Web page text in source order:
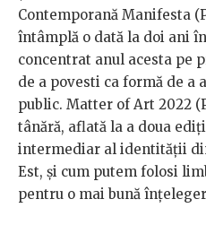
Contemporană Manifesta
întâmplă o dată la doi ani
concentrat anul acesta pe
de a povesti ca formă de a
public. Matter of Art 2022
tânără, aflată la a doua
intermediar al identității
Est, și cum putem folosi
pentru o mai bună